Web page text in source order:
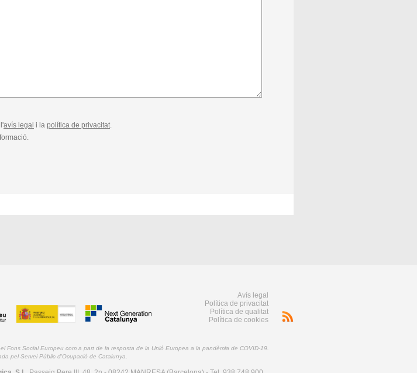
avís legal i la política de privacitat.
Avís legal
Política de privacitat
Política de qualitat
Política de cookies
Social Europeu com a part de la resposta de la Unió Europea a la pandèmia de COVID-19.
pel Servei Públic d'Ocupació de Catalunya.